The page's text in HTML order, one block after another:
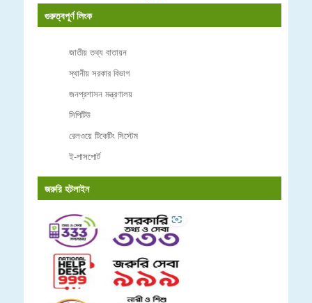
গুরুত্বপূর্ণ লিংক
জাতীয় তথ্য বাতায়ন
স্থানীয় সরকার বিভাগ
জনপ্রশাসন মন্ত্রণালয়
সিপিটিউ
রেলওয়ে টিকেটিং সিস্টেম
ই-পাসপোর্ট
জরুরি হটলাইন